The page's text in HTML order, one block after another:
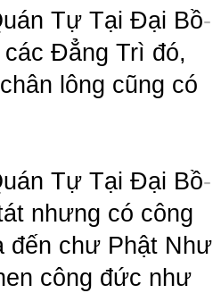
Tự Tại Đại Bồ-
Đẳng Trì đó,
lông cũng có
Tự Tại Đại Bồ-
nhưng có công
đến chư Phật Như
công đức như